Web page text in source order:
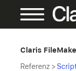
Claris
Referenz >